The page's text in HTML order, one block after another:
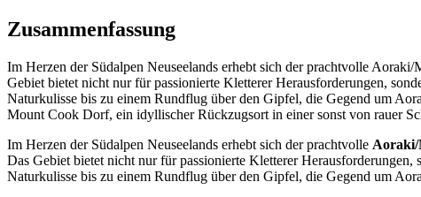
Zusammenfassung
Im Herzen der Südalpen Neuseelands erhebt sich der prachtvolle
Gebiet bietet nicht nur für passionierte Kletterer Herausforderungen,
Naturkulisse bis zu einem Rundflug über den Gipfel, die Gegend um
Mount Cook Dorf, ein idyllischer Rückzugsort in einer sonst von rauer
Im Herzen der Südalpen Neuseelands erhebt sich der prachtvolle
Das Gebiet bietet nicht nur für passionierte Kletterer
Naturkulisse bis zu einem Rundflug über den Gipfel, die Gegend um